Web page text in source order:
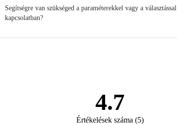
Segítségre van szükséged a paraméterekkel vagy a választással
kapcsolatban?
4.7
Értékelések száma (5)